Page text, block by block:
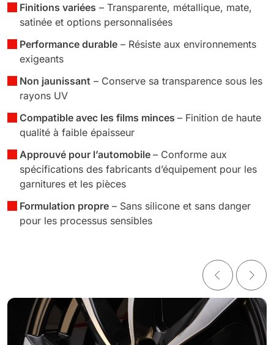
Finitions variées – Transparente, métallique, mate,
satinée et options personnalisées
Performance durable – Résiste aux environnements
exigeants
Non jaunissant – Conserve sa transparence sous les
rayons UV
Compatible avec les films minces – Finition de haute
qualité à faible épaisseur
Approuvé pour l’automobile – Conforme aux
spécifications des fabricants d’équipement pour les
garnitures et les pièces
Formulation propre – Sans silicone et sans danger
pour les processus sensibles